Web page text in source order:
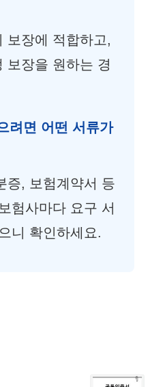
보장에 적합하고,
보장을 원하는 경
려면 어떤 서류가
증, 보험계약서 등
험사마다 요구 서
니 확인하세요.